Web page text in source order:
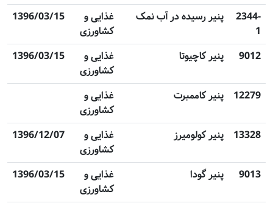
2344-
1
پنیر رسیده در آب نمک
غذایی و
کشاورزی
1396/03/15
9012 پنیر کاچیوتا
غذایی و
کشاورزی
1396/03/15
12279 پنیر کاممبرت
غذایی و
کشاورزی
13328
پنیر کولومیرز
غذایی و
کشاورزی
1396/12/07
9013 پنیر گودا
غذایی و
کشاورزی
1396/03/15